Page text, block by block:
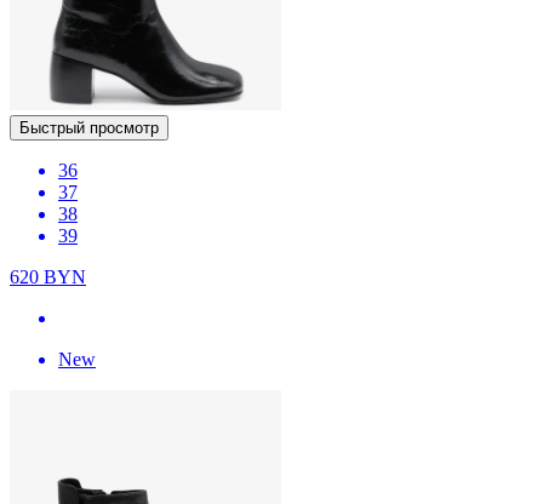
Быстрый просмотр
36
37
38
39
620 BYN
New